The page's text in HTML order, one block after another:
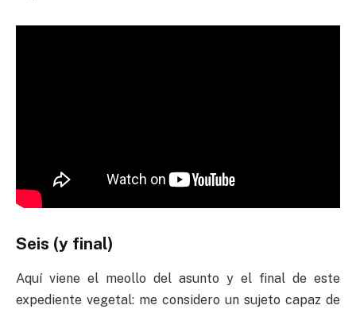
Seis (y final)
Aquí viene el meollo del asunto y el final de este
expediente vegetal: me considero un sujeto capaz de